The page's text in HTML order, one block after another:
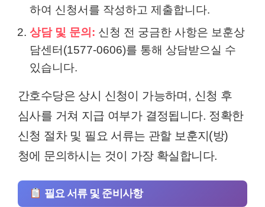
하여 신청서를 작성하고 제출합니다.
상담 및 문의: 신청 전 궁금한 사항은 보훈상
담센터(1577-0606)를 통해 상담받으실 수
있습니다.
간호수당은 상시 신청이 가능하며, 신청 후
심사를 거쳐 지급 여부가 결정됩니다. 정확한
신청 절차 및 필요 서류는 관할 보훈지(방)
청에 문의하시는 것이 가장 확실합니다.
필요 서류 및 준비사항